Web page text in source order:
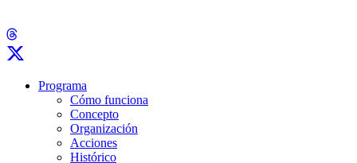
Programa
Cómo funciona
Concepto
Organización
Acciones
Histórico